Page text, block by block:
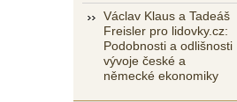
Václav Klaus a Tadeáš
Freisler pro lidovky.cz:
Podobnosti a odlišnosti
vývoje české a
německé ekonomiky